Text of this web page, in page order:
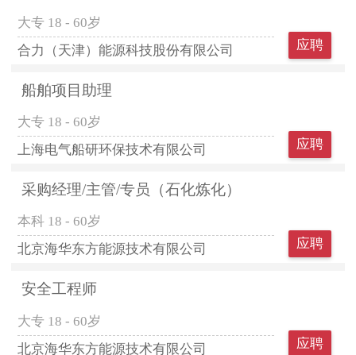
大专 18 - 60岁
合力（天津）能源科技股份有限公司
应聘
船舶项目助理
大专 18 - 60岁
上海电气船研环保技术有限公司
应聘
采购经理/主管/专员（石化炼化）
本科 18 - 60岁
北京海华东方能源技术有限公司
应聘
安全工程师
大专 18 - 60岁
北京海华东方能源技术有限公司
应聘